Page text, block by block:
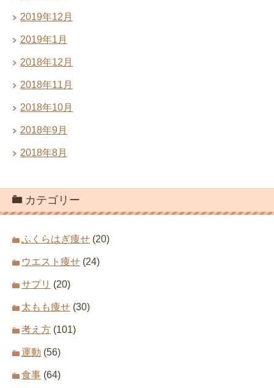
2019年12月
2019年1月
2018年12月
2018年11月
2018年10月
2018年9月
2018年8月
カテゴリー
ふくらはぎ痩せ (20)
ウエスト痩せ (24)
サプリ (20)
太もも痩せ (30)
考え方 (101)
運動 (56)
食事 (64)